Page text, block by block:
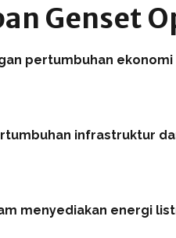
Genset
pertumbuhan
infrastruktur
menyediakan energi